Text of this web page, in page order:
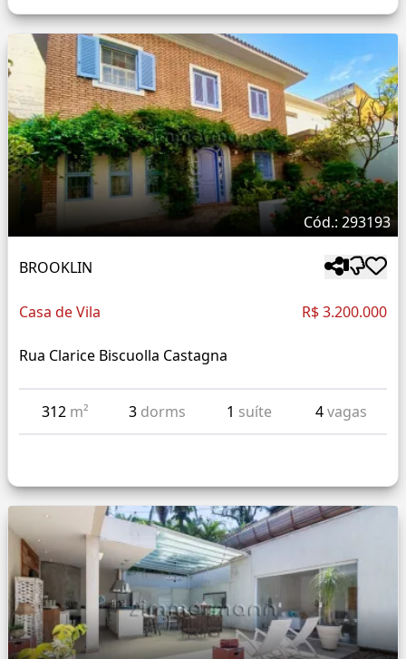
Cód.: 293193
BROOKLIN
Casa de Vila R$ 3.200.000
Rua Clarice Biscuolla Castagna
312 m² 3 dorms 1 suíte 4vagas